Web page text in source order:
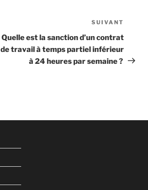
suivant
SUIVANT
Quelle est la sanction d’un contrat
de travail à temps partiel inférieur
à 24 heures par semaine ?